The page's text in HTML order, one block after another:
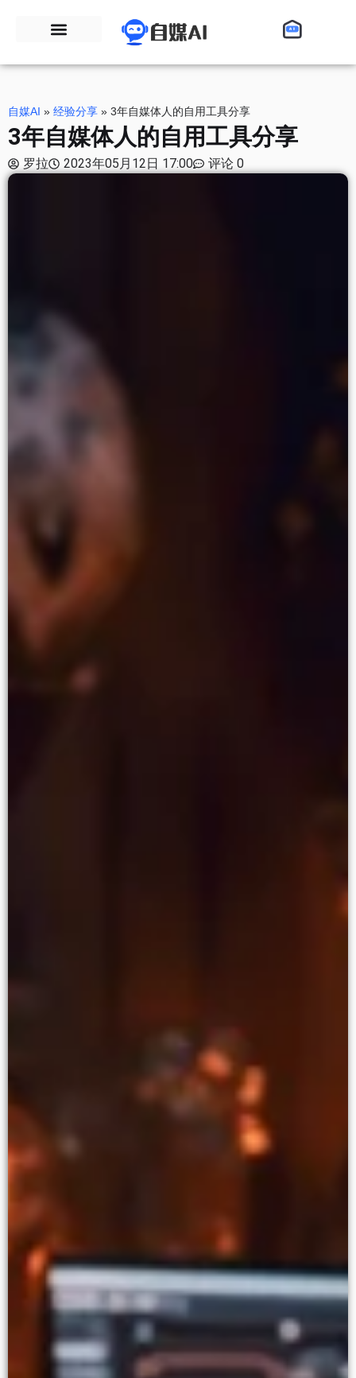
自媒AI » 经验分享 » 3年自媒体人的自用工具分享
3年自媒体人的自用工具分享
罗拉 2023年05月12日 17:00 评论 0